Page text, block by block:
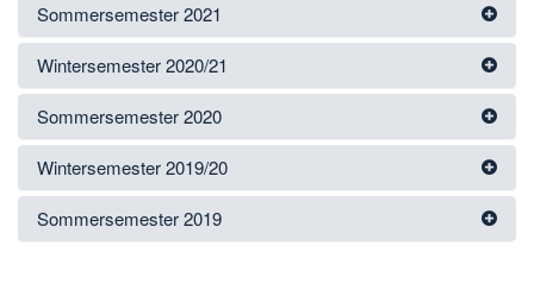
Sommersemester 2021
Wintersemester 2020/21
Sommersemester 2020
Wintersemester 2019/20
Sommersemester 2019